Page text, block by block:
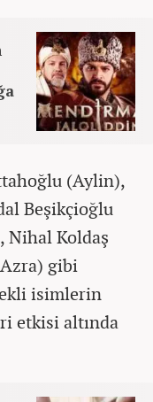
(Aylin),
Beşikçioğlu
Nihal Koldaş
gibi
isimlerin
etkisi altında